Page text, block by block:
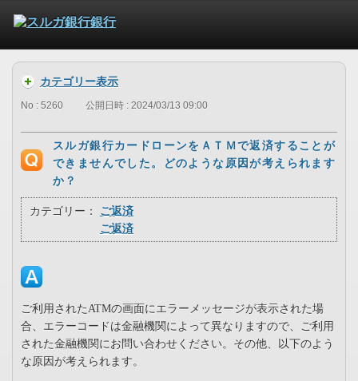
カテゴリー表示
No : 5260 公開日時 : 2024/03/13 09:00
スルガ銀行カードローンをＡＴＭで返済することが
できませんでした。どのような原因が考えられます
か？
カテゴリー：
ご返済
ご返済
ご利用されたATMの画面にエラーメッセージが表示された場
合、エラーコードは金融機関によって異なりますので、ご利用
された金融機関にお問い合わせください。その他、以下のよう
な原因が考えられます。